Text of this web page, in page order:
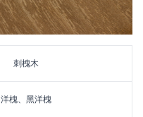
刺槐木
洋槐、黑洋槐